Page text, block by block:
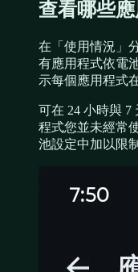
查看哪些
在「使用情況」
有應用程式依電
示每個應用程式
可在 24 小時與 7
程式您並未經常
池設定中加以限